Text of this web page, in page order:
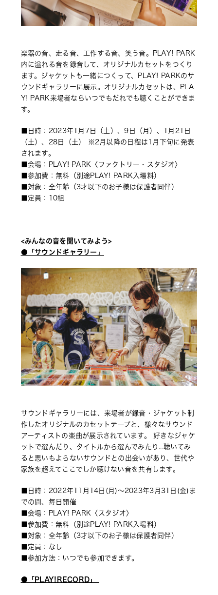
楽器の音、走る音、工作する音、笑う音。PLAY! PARK
内に溢れる音を録音して、オリジナルカセットをつくり
ます。ジャケットも一緒につくって、PLAY! PARKのサ
ウンドギャラリーに展示。オリジナルカセットは、PLA
Y! PARK来場者ならいつでもだれでも聴くことができま
す。
■日時：2023年1月7日（土）、9日（月）、1月21日
（土）、28日（土） ※2月以降の日程は1月下旬に発表
されます。
■会場：PLAY! PARK〈ファクトリー・スタジオ〉
■参加費：無料（別途PLAY! PARK入場料）
■対象：全年齢（3才以下のお子様は保護者同伴）
■定員：10組
<みんなの音を聞いてみよう>
●「サウンドギャラリー」
サウンドギャラリーには、来場者が録音・ジャケット制
作したオリジナルのカセットテープと、様々なサウンド
アーティストの楽曲が展示されています。 好きなジャケ
ットで選んだり、タイトルから選んでみたり...聴いてみ
ると思いもよらないサウンドとの出会いがあり、世代や
家族を超えてここでしか聴けない音を共有します。
■日時：2022年11月14日(月)～2023年3月31日(金)ま
での間、毎日開催
■会場：PLAY! PARK〈スタジオ〉
■参加費：無料（別途PLAY! PARK入場料）
■対象：全年齢（3才以下のお子様は保護者同伴）
■定員：なし
■参加方法：いつでも参加できます。
●「PLAY!RECORD」